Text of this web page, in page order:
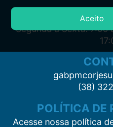
Segunda à Sexta: 7:00
(38)
POLÍTICA DE
Acesse nossa política
Aceito